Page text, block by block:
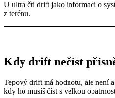
U ultra čti drift jako informaci o
z terénu.
Kdy drift nečíst
Tepový drift má hodnotu, ale není
kdy ho musíš číst s velkou